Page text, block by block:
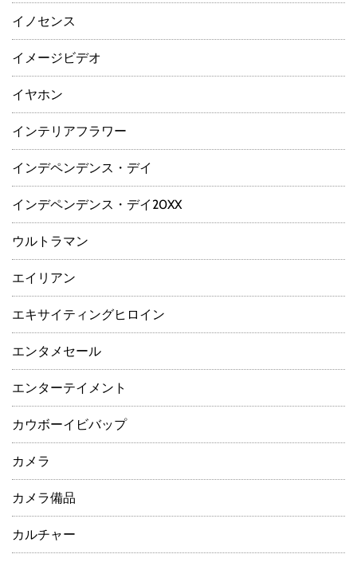
イノセンス
イメージビデオ
イヤホン
インテリアフラワー
インデペンデンス・デイ
インデペンデンス・デイ20XX
ウルトラマン
エイリアン
エキサイティングヒロイン
エンタメセール
エンターテイメント
カウボーイビバップ
カメラ
カメラ備品
カルチャー